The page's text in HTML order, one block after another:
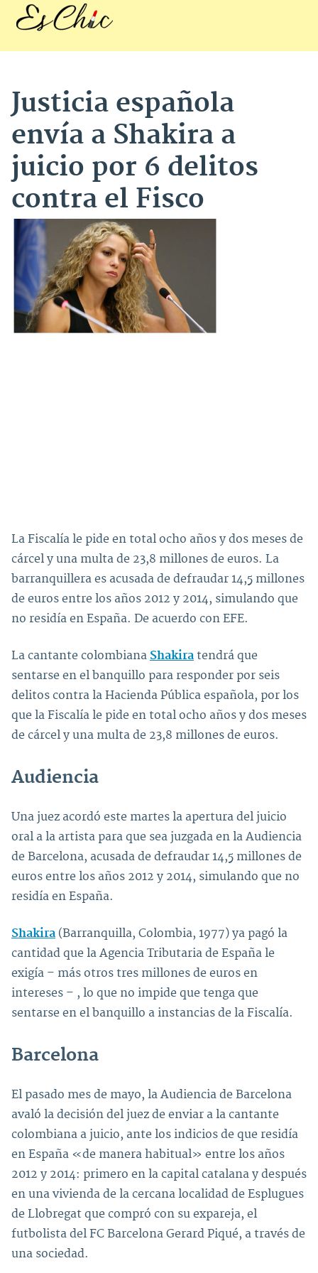
Justicia española
envía a Shakira a
juicio por 6 delitos
contra el Fisco
La Fiscalía le pide en total ocho años y dos meses de
cárcel y una multa de 23,8 millones de euros. La
barranquillera es acusada de defraudar 14,5 millones
de euros entre los años 2012 y 2014, simulando que
no residía en España. De acuerdo con EFE.
La cantante colombiana Shakira tendrá que
sentarse en el banquillo para responder por seis
delitos contra la Hacienda Pública española, por los
que la Fiscalía le pide en total ocho años y dos meses
de cárcel y una multa de 23,8 millones de euros.
Audiencia
Una juez acordó este martes la apertura del juicio
oral a la artista para que sea juzgada en la Audiencia
de Barcelona, acusada de defraudar 14,5 millones de
euros entre los años 2012 y 2014, simulando que no
residía en España.
Shakira (Barranquilla, Colombia, 1977) ya pagó la
cantidad que la Agencia Tributaria de España le
exigía – más otros tres millones de euros en
intereses – , lo que no impide que tenga que
sentarse en el banquillo a instancias de la Fiscalía.
Barcelona
El pasado mes de mayo, la Audiencia de Barcelona
avaló la decisión del juez de enviar a la cantante
colombiana a juicio, ante los indicios de que residía
en España «de manera habitual» entre los años
2012 y 2014: primero en la capital catalana y después
en una vivienda de la cercana localidad de Esplugues
de Llobregat que compró con su expareja, el
futbolista del FC Barcelona Gerard Piqué, a través de
una sociedad.